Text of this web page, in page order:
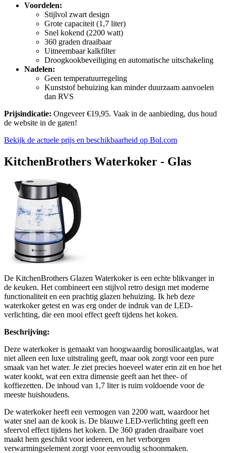
Voordelen:
Stijlvol zwart design
Grote capaciteit (1,7 liter)
Snel kokend (2200 watt)
360 graden draaibaar
Uitneembaar kalkfilter
Droogkookbeveiliging en automatische uitschakeling
Nadelen:
Geen temperatuurregeling
Kunststof behuizing kan minder duurzaam aanvoelen
dan RVS
Prijsindicatie: Ongeveer €19,95. Vaak in de aanbieding, dus houd
de website in de gaten!
Bekijk de actuele prijs en beschikbaarheid op Bol.com
KitchenBrothers Waterkoker - Glas
De KitchenBrothers Glazen Waterkoker is een echte blikvanger in
de keuken. Het combineert een stijlvol retro design met moderne
functionaliteit en een prachtig glazen behuizing. Ik heb deze
waterkoker getest en was erg onder de indruk van de LED-
verlichting, die een mooi effect geeft tijdens het koken.
Beschrijving:
Deze waterkoker is gemaakt van hoogwaardig borosilicaatglas, wat
niet alleen een luxe uitstraling geeft, maar ook zorgt voor een pure
smaak van het water. Je ziet precies hoeveel water erin zit en hoe het
water kookt, wat een extra dimensie geeft aan het thee- of
koffiezetten. De inhoud van 1,7 liter is ruim voldoende voor de
meeste huishoudens.
De waterkoker heeft een vermogen van 2200 watt, waardoor het
water snel aan de kook is. De blauwe LED-verlichting geeft een
sfeervol effect tijdens het koken. De 360 graden draaibare voet
maakt hem geschikt voor iedereen, en het verborgen
verwarmingselement zorgt voor eenvoudig schoonmaken.